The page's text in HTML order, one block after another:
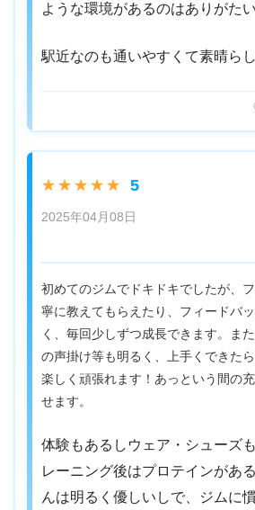
ような環境があるのはありがたい
駅近なのも通いやすくて素晴ら
★★★★★ 5
2025年04月08日
初めてのジムでドキドキでしたが、
寧に教えてもらえたり、フィードバ
く、毎回少しずつ成長できます。ま
の声掛け等も明るく、上手くできた
楽しく頑張れます！あっという間の
せます。
体験もあるしウェア・シューズ
レーニング後はプロテインがあ
んは明るく優しいしで、ジムに